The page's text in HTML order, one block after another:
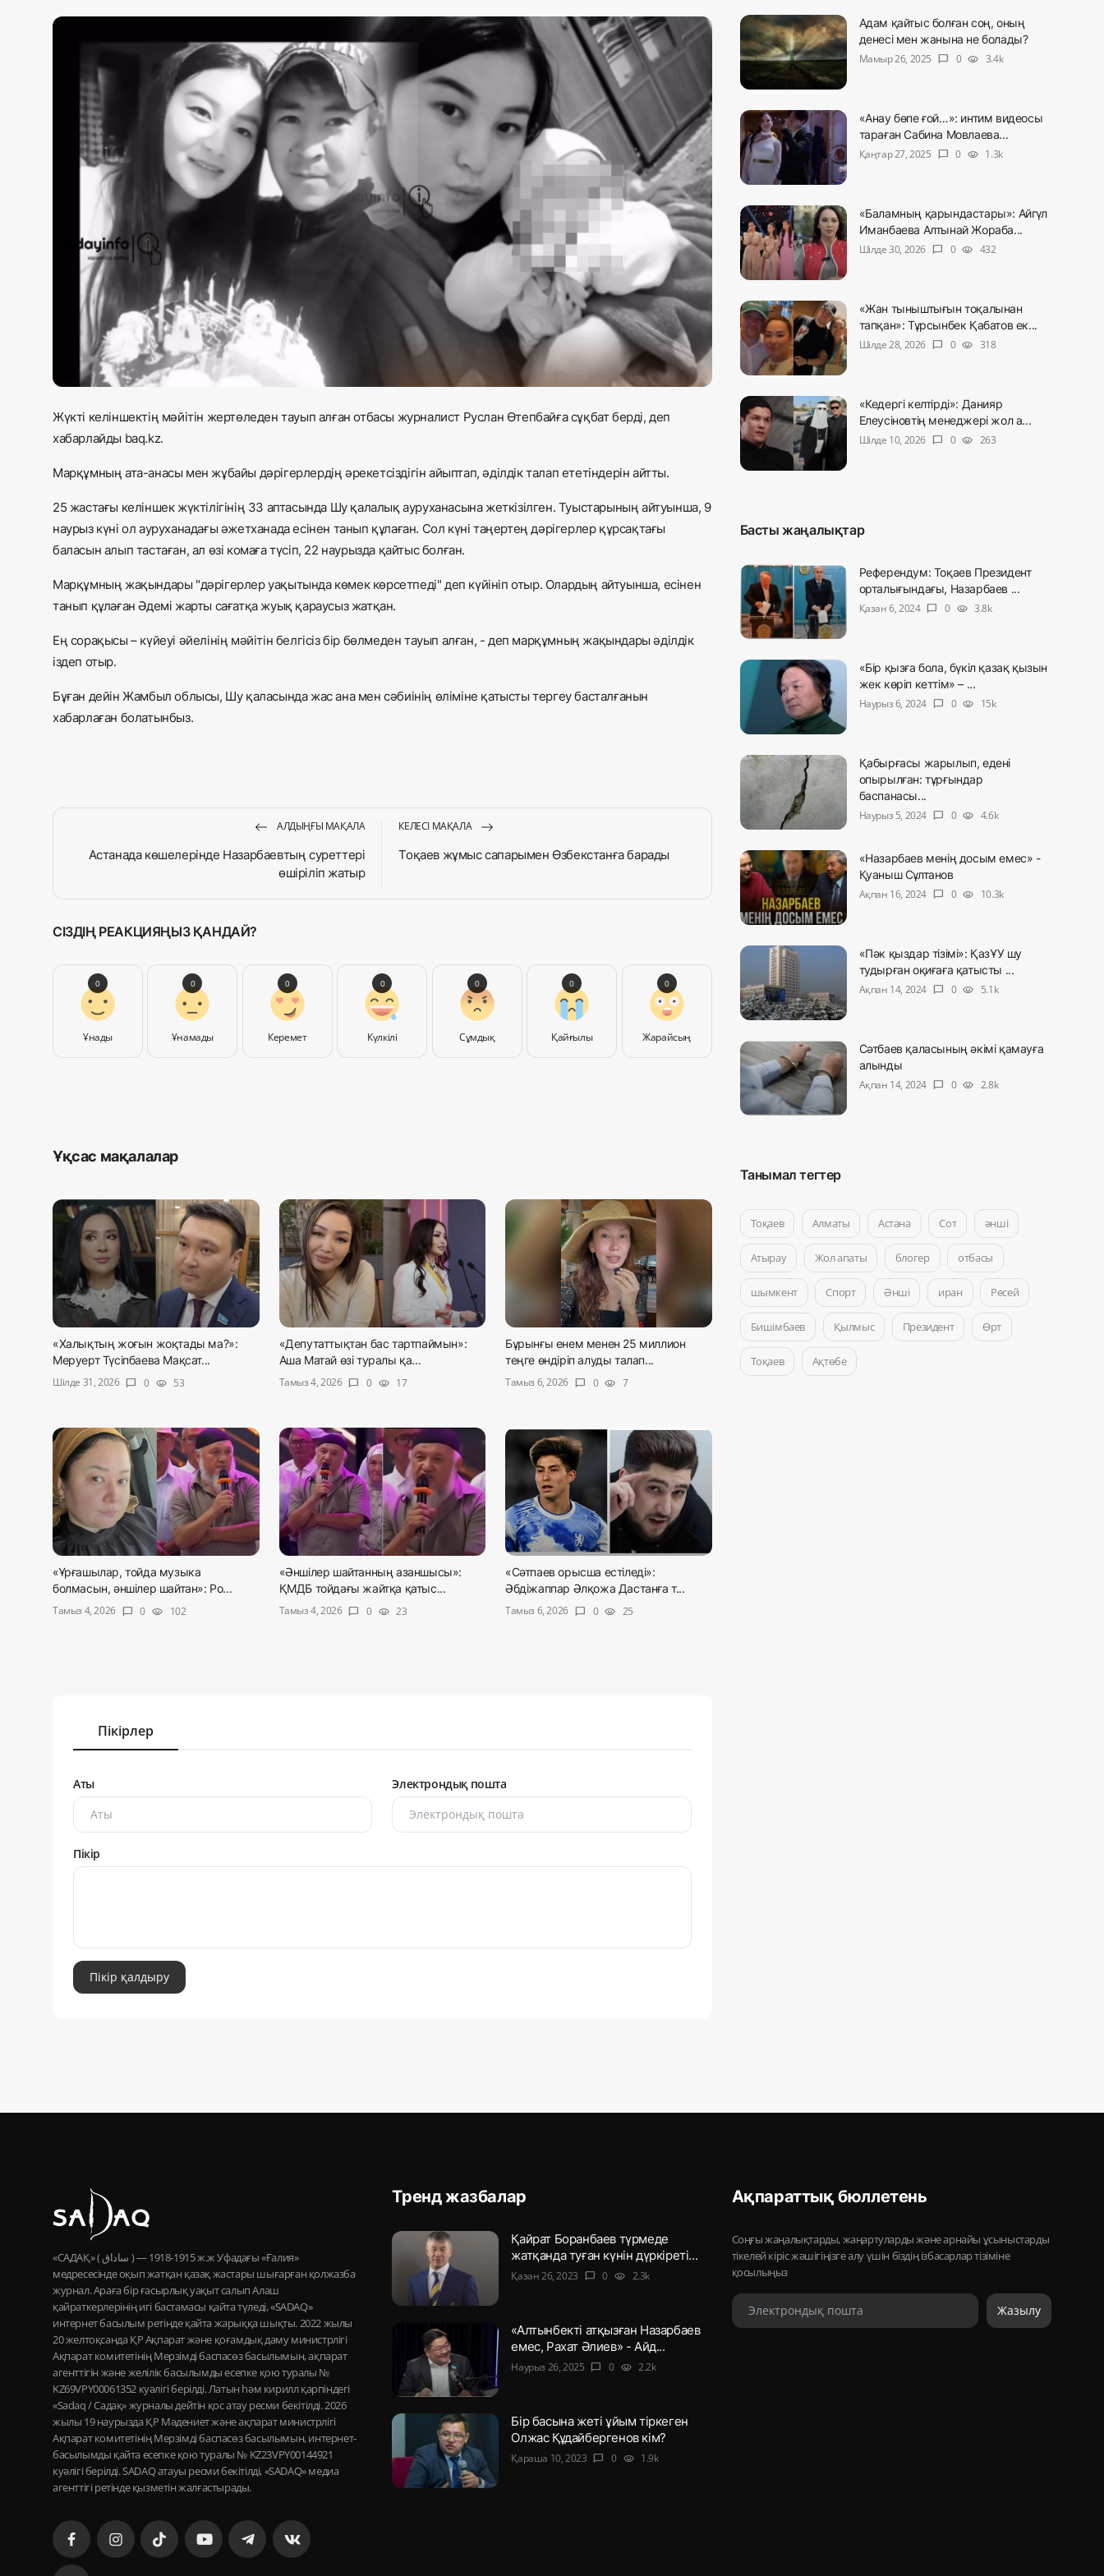
Жаңалықтар
Журналистік зерттеу
Жүкті келіншектің мәйітін жертөледен тауып алған отбасы журналист Руслан Өтепбайға сұқбат берді, деп
хабарлайды baq.kz.
Марқұмның ата-анасы мен жұбайы дәрігерлердің әрекетсіздігін айыптап, әділдік талап ететіндерін айтты.
25 жастағы келіншек жүктілігінің 33 аптасында Шу қалалық ауруханасына жеткізілген. Туыстарының айтуынша, 9
наурыз күні ол ауруханадағы әжетханада есінен танып құлаған. Сол күні таңертең дәрігерлер құрсақтағы
баласын алып тастаған, ал өзі комаға түсіп, 22 наурызда қайтыс болған.
Марқұмның жақындары "дәрігерлер уақытында көмек көрсетпеді" деп күйініп отыр. Олардың айтуынша, есінен
танып құлаған Әдемі жарты сағатқа жуық қараусыз жатқан.
Ең сорақысы – күйеуі әйелінің мәйітін белгісіз бір бөлмеден тауып алған, - деп марқұмның жақындары әділдік
іздеп отыр.
Бұған дейін Жамбыл облысы, Шу қаласында жас ана мен сәбиінің өліміне қатысты тергеу басталғанын
хабарлаған болатынбыз.
АЛДЫҢҒЫ МАҚАЛА
Астанада көшелерінде Назарбаевтың суреттері
өшіріліп жатыр
КЕЛЕСІ МАҚАЛА
Тоқаев жұмыс сапарымен Өзбекстанға барады
СІЗДІҢ РЕАКЦИЯҢЫЗ ҚАНДАЙ?
Ұнады
0
Ұнамады
0
Керемет
0
Күлкілі
0
Сұмдық
0
Қайғылы
0
Жарайсың
0
Ұқсас мақалалар
«Халықтың жоғын жоқтады ма?»:
Меруерт Түсіпбаева Мақсат...
Шілде 31, 2026 chat_bubble 0 visibility 53
«Депутаттықтан бас тартпаймын»:
Аша Матай өзі туралы қа...
Тамыз 4, 2026
chat_bubble 0 visibility 17
Бұрынғы енем менен 25 миллион
теңге өндіріп алуды талап...
Тамыз 6, 2026
chat_bubble 0 visibility 7
«Ұрғашылар, тойда музыка
болмасын, әншілер шайтан»: Ро...
Тамыз 4, 2026 chat_bubble 0 visibility 102
«Әншілер шайтанның азаншысы»:
ҚМДБ тойдағы жайтқа қатыс...
Тамыз 4, 2026 chat_bubble 0 visibility 23
«Сәтпаев орысша естіледі»:
Әбдіжаппар Әлқожа Дастанға т...
Тамыз 6, 2026 chat_bubble 0 visibility 25
Пікірлер
Аты Электрондық пошта
Пікір
Пікір қалдыру
Адам қайтыс болған соң, оның
денесі мен жанына не болады?
Мамыр 26, 2025
chat_bubble 0 visibility 3.4k
«Анау бөпе ғой…»: интим видеосы
тараған Сабина Мовлаева...
Қаңтар 27, 2025
chat_bubble 0 visibility 1.3k
«Баламның қарындастары»: Айгүл
Иманбаева Алтынай Жораба...
Шілде 30, 2026
chat_bubble 0 visibility 432
«Жан тыныштығын тоқалынан
тапқан»: Тұрсынбек Қабатов ек...
Шілде 28, 2026
chat_bubble 0 visibility 318
«Кедергі келтірді»: Данияр
Елеусіновтің менеджері жол а...
Шілде 10, 2026
chat_bubble 0 visibility 263
Басты жаңалықтар
Референдум: Тоқаев Президент
орталығындағы, Назарбаев ...
Қазан 6, 2024 chat_bubble 0 visibility 3.8k
«Бір қызға бола, бүкіл қазақ қызын
жек көріп кеттім» – ...
Наурыз 6, 2024
chat_bubble 0 visibility 15k
Қабырғасы жарылып, едені
опырылған: тұрғындар
баспанасы...
Наурыз 5, 2024
chat_bubble 0 visibility 4.6k
«Назарбаев менің досым емес» -
Қуаныш Сұлтанов
Ақпан 16, 2024
chat_bubble 0 visibility 10.3k
«Пәк қыздар тізімі»: ҚазҰУ шу
тудырған оқиғаға қатысты ...
Ақпан 14, 2024
chat_bubble 0 visibility 5.1k
Сәтбаев қаласының әкімі қамауға
алынды
Ақпан 14, 2024
chat_bubble 0 visibility 2.8k
Танымал тегтер
Тоқаев Алматы Астана Сот әнші
Атырау Жол апаты блогер отбасы
шымкент Спорт Әнші иран Ресей
Бишімбаев Қылмыс Президент Өрт
Тоқаев Ақтөбе
«САДАҚ» ( ساداق ) — 1915-1918 ж.ж Уфадағы «Ғалия»
медресесінде оқып жатқан қазақ жастары шығарған қолжазба
журнал. Араға бір ғасырлық уақыт салып Алаш
қайраткерлерінің игі бастамасы қайта түледі, «SADAQ»
интернет басылым ретінде қайта жарыққа шықты. 2022 жылы
20 желтоқсанда ҚР Ақпарат және қоғамдық даму министрлігі
Ақпарат комитетінің Мерзімді баспасөз басылымын, ақпарат
агенттігін және желілік басылымды есепке қою туралы №
KZ69VPY00061352 куәлігі берілді. Латын һәм кирилл қарпіндегі
«Sadaq / Садақ» журналы дейтін қос атау ресми бекітілді. 2026
жылы 19 наурызда ҚР Мәдениет және ақпарат министрлігі
Ақпарат комитетінің Мерзімді баспасөз басылымын, интернет-
басылымды қайта есепке қою туралы № KZ23VPY00144921
куәлігі берілді. SADAQ атауы ресми бекітілді, «SADAQ» медиа
агенттігі ретінде қызметін жалғастырады.
Тренд жазбалар
Қайрат Боранбаев түрмеде
жатқанда туған күнін дүркіреті...
Қазан 26, 2023 chat_bubble 0 visibility 2.3k
«Алтынбекті атқызған Назарбаев
емес, Рахат Әлиев» - Айд...
Наурыз 26, 2025 chat_bubble 0 visibility 2.2k
Бір басына жеті ұйым тіркеген
Олжас Құдайбергенов кім?
Қараша 10, 2023 chat_bubble 0 visibility 1.9k
Ақпараттық бюллетень
Соңғы жаңалықтарды, жаңартуларды және арнайы ұсыныстарды
тікелей кіріс жәшігіңізге алу үшін біздің ізбасарлар тізіміне
қосылыңыз
Жазылу